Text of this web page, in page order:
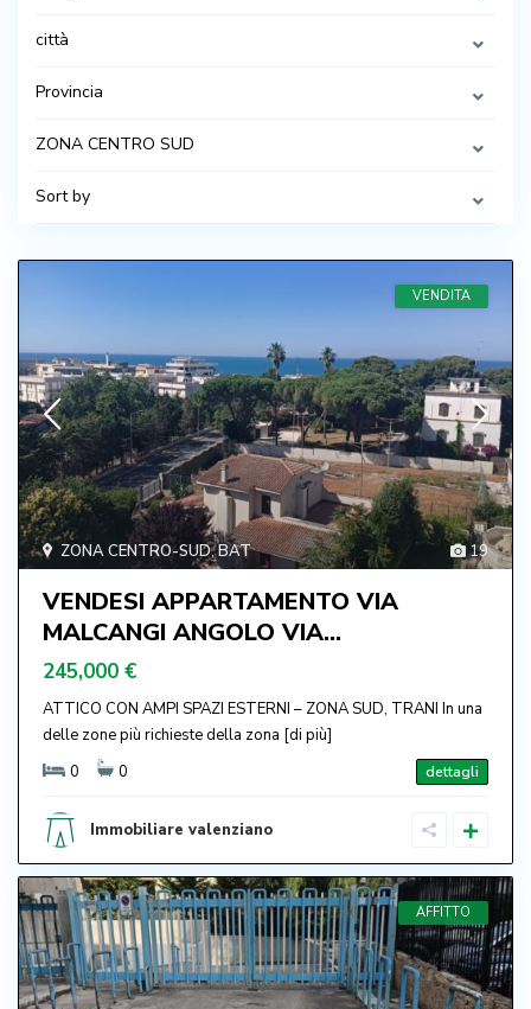
città
Provincia
ZONA CENTRO SUD
Sort by
19
ZONA CENTRO-SUD,BAT
VENDITA
VENDESI APPARTAMENTO VIA
MALCANGI ANGOLO VIA...
245,000 €
ATTICO CON AMPI SPAZI ESTERNI – ZONA SUD, TRANI In una
delle zone più richieste della zona [di più]
0
0 dettagli
Immobiliare valenziano
AFFITTO